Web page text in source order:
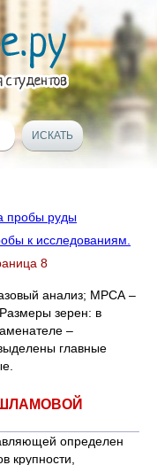
пробы руды
к исследованиям.
8
анализ; МРСА –
зерен: в
–
главные
определен
крупности,